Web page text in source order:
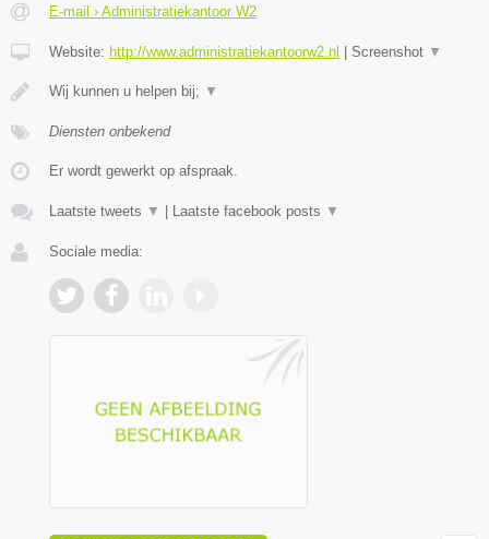
E-mail › Administratiekantoor W2
Website: http://www.administratiekantoorw2.nl Screenshot ▼
Wij kunnen u helpen bij; ▼
Diensten onbekend
Er wordt gewerkt op afspraak.
Laatste tweets ▼ Laatste facebook posts ▼
Sociale media: